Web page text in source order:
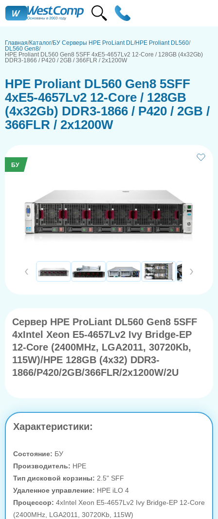
Главная Каталог БУ Серверы HPE ProLiant DL HPE Proliant DL560
DL560 Gen8
HPE Proliant DL560 Gen8 5SFF 4xE5-4657Lv2 12-Core / 128GB (4х32Gb)
DDR3-1866 / P420 / 2GB / 366FLR / 2x1200W
HPE Proliant DL560 Gen8 5SFF
4xE5-4657Lv2 12-Core / 128GB
(4х32Gb) DDR3-1866 / P420 / 2GB /
366FLR / 2x1200W
БУ
Сервер HPE ProLiant DL560 Gen8 5SFF
4xIntel Xeon E5-4657Lv2 Ivy Bridge-EP
12-Core (2400MHz, LGA2011, 30720Kb,
115W)/HPE 128GB (4х32) DDR3-
1866/P420/2GB/366FLR/2x1200W/2U
Характеристики:
Состояние: БУ
Производитель: HPE
Тип дисковой корзины: 2.5" SFF
Удаленное управление: HPE iLO 4
Процессор: 4xIntel Xeon E5-4657Lv2 Ivy Bridge-EP 12-Core
(2400MHz, LGA2011, 30720Kb, 115W)